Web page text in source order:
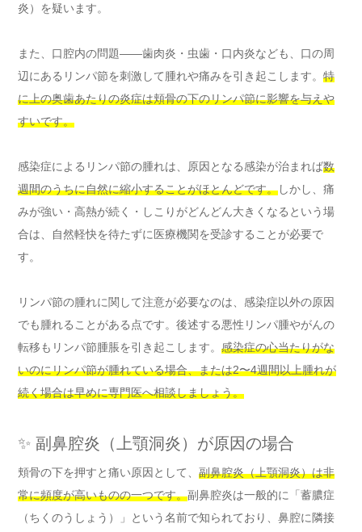
炎）を疑います。
また、口腔内の問題——歯肉炎・虫歯・口内炎なども、口の周
辺にあるリンパ節を刺激して腫れや痛みを引き起こします。 特
に上の奥歯あたりの炎症は頬骨の下のリンパ節に影響を与えや
すいです。
感染症によるリンパ節の腫れは、原因となる感染が治まれば数
週間のうちに自然に縮小することがほとんどです。しかし、痛
みが強い・高熱が続く・しこりがどんどん大きくなるという場
合は、自然軽快を待たずに医療機関を受診することが必要で
す。
リンパ節の腫れに関して注意が必要なのは、感染症以外の原因
でも腫れることがある点です。後述する悪性リンパ腫やがんの
転移もリンパ節腫脹を引き起こします。 感染症の心当たりがな
いのにリンパ節が腫れている場合、または2〜4週間以上腫れが
続く場合は早めに専門医へ相談しましょう。
✨ 副鼻腔炎（上顎洞炎）が原因の場合
頬骨の下を押すと痛い原因として、 副鼻腔炎（上顎洞炎）は非
常に頻度が高いものの一つです。副鼻腔炎は一般的に「蓄膿症
（ちくのうしょう）」という名前で知られており、鼻腔に隣接